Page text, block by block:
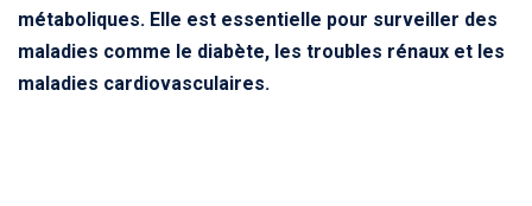
métaboliques. Elle est essentielle pour surveiller des
maladies comme le diabète, les troubles rénaux et les
maladies cardiovasculaires.